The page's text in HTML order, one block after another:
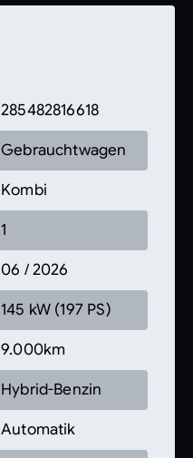
285482816618
Gebrauchtwagen
Kombi
1
06 / 2026
145 kW (197 PS)
9.000km
Hybrid-Benzin
Automatik